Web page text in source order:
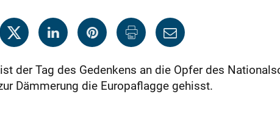
der Tag des Gedenkens an die Opfer des
Dämmerung die Europaflagge gehisst.